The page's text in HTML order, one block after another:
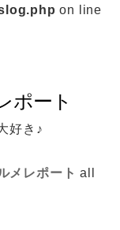
on line
好き♪
メレポート all